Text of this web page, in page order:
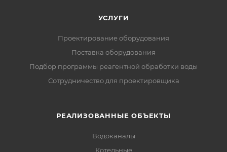
УСЛУГИ
Проектирование оборудования
Поставка оборудования
Подбор программы реагентной обработки воды
Сотрудничество для проектировщика
РЕАЛИЗОВАННЫЕ ОБЪЕКТЫ
Водоканалы
Котельные